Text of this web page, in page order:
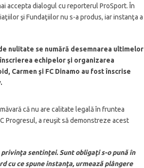
accepta dialogul cu reporterul ProSport. În
şi Fundaţiilor nu s-a produs, iar instanţa a
nulitate se numără desemnarea ultimelor
echipelor şi organizarea
Carmen şi FC Dinamo au fost înscrise
că nu are calitate legală în fruntea
Progresul, a reuşit să demonstreze acest
sentinţei. Sunt obligaţi s-o pună în
cu ce spune instanţa, urmează plângere